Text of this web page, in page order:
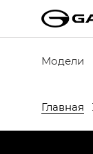
Модели
Главная